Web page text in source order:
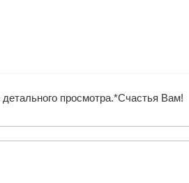
просмотра.*Счастья Вам!